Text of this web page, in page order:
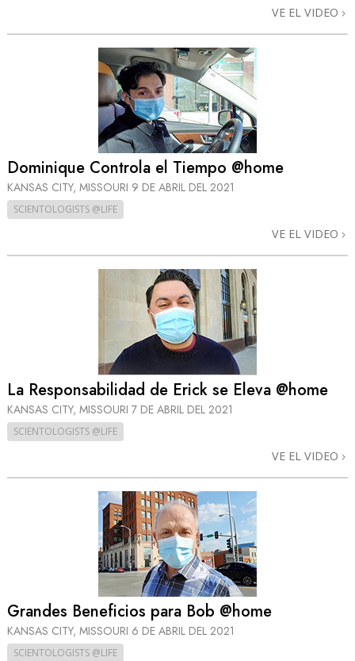
VE EL VIDEO
Dominique Controla el Tiempo @home
KANSAS CITY, MISSOURI 9 DE ABRIL DEL 2021
SCIENTOLOGISTS @LIFE
VE EL VIDEO
La Responsabilidad de Erick se Eleva @home
KANSAS CITY, MISSOURI 7 DE ABRIL DEL 2021
SCIENTOLOGISTS @LIFE
VE EL VIDEO
Grandes Beneficios para Bob @home
KANSAS CITY, MISSOURI 6 DE ABRIL DEL 2021
SCIENTOLOGISTS @LIFE